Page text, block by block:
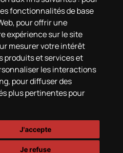
fonctionnalités de base
, pour offrir une
expérience sur le site
mesurer votre intérêt
produits et services et
les interactions
, pour diffuser des
plus pertinentes pour
J'accepte
Je refuse
Nouvelles Formation
Tous droits réservés